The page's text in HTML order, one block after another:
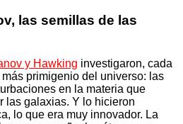
las semillas de las
y Hawking investigaron, cada
primigenio del universo: las
en la materia que
las galaxias. Y lo hicieron
lo que era muy innovador. La